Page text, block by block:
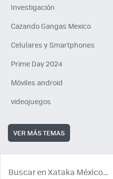
Investigación
Cazando Gangas Mexico
Celulares y Smartphones
Prime Day 2024
Móviles android
videojuegos
VER MÁS TEMAS